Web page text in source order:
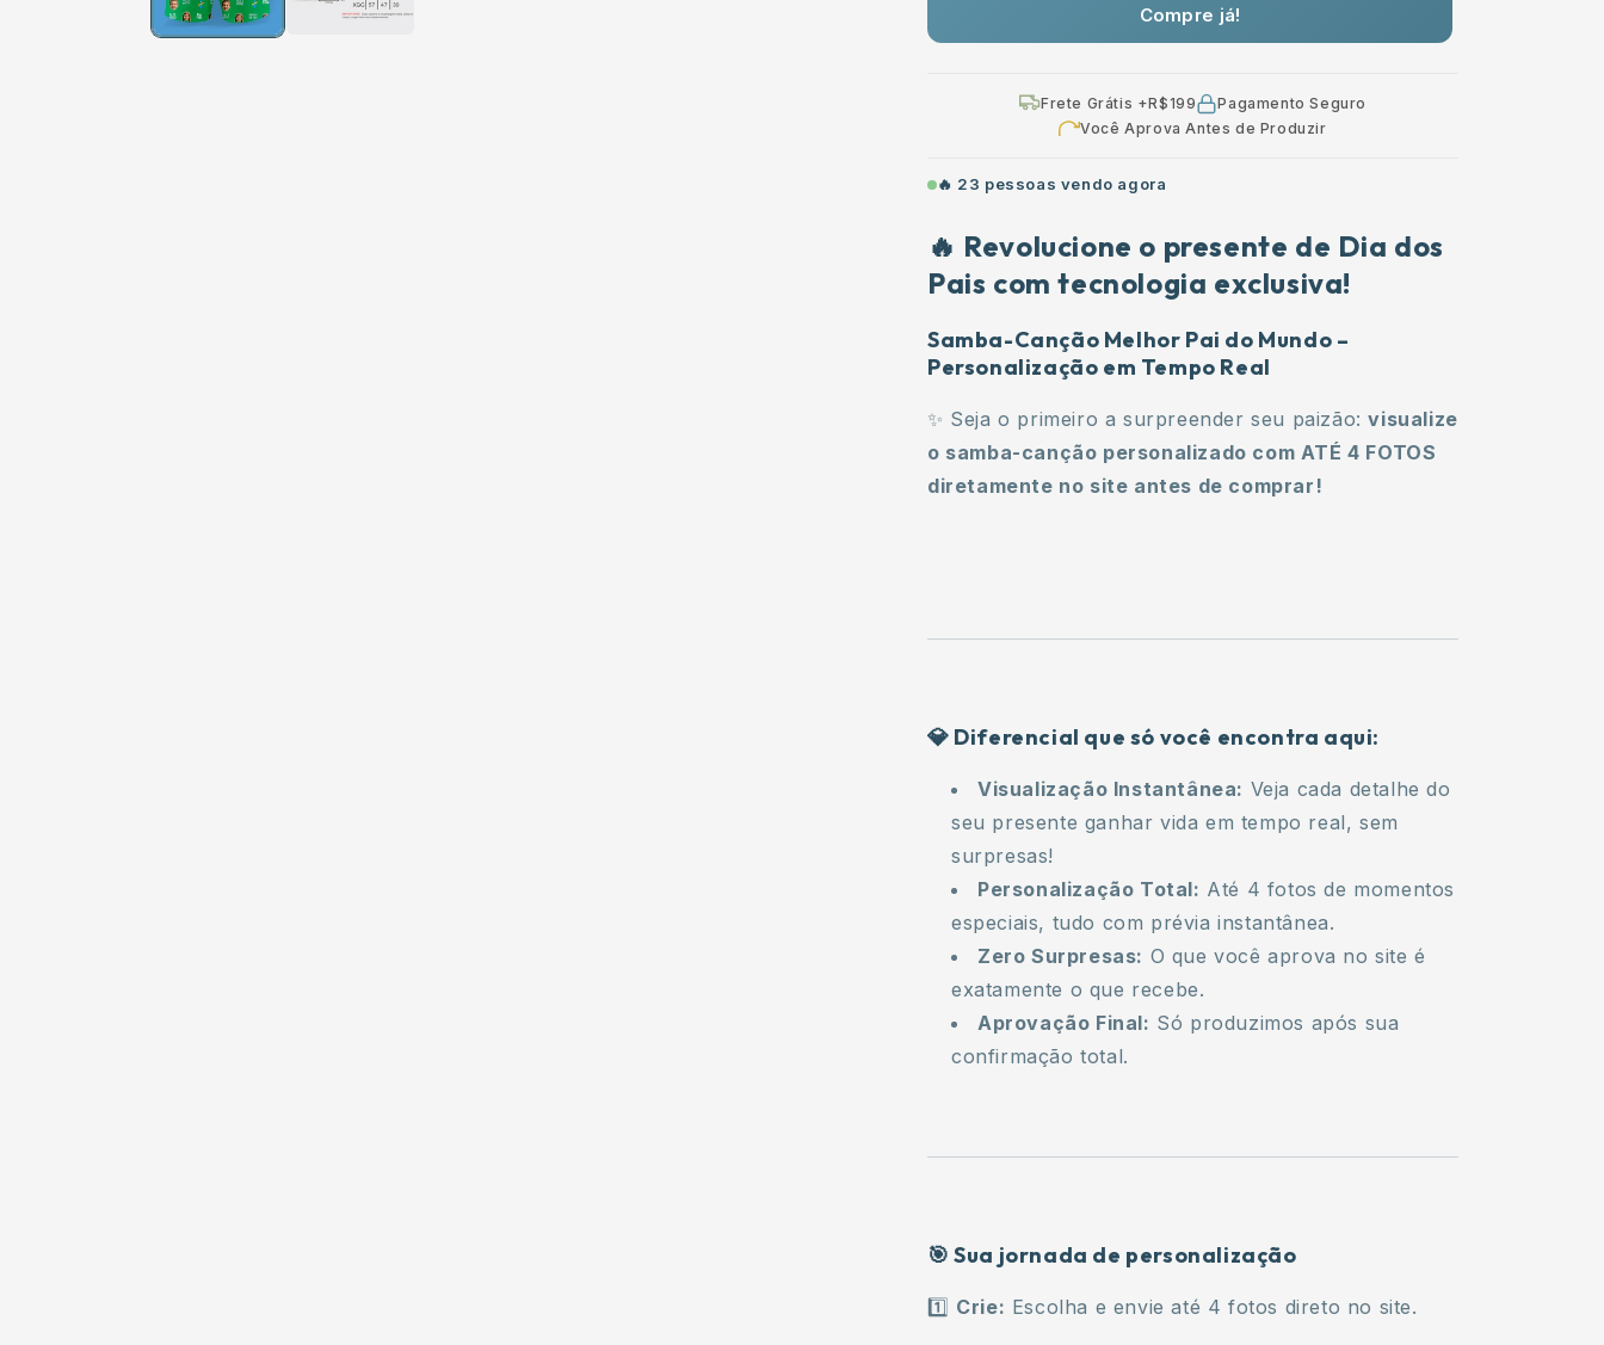
com
com
Compre já!
Frete Grátis +R$199
Pagamento Seguro
Você Aprova Antes de Produzir
🔥 22 pessoas vendo agora
🔥 Revolucione o presente de Dia dos
Pais com tecnologia exclusiva!
Samba-Canção Melhor Pai do Mundo –
Personalização em Tempo Real
✨ Seja o primeiro a surpreender seu paizão:visualize
o samba-canção personalizado com ATÉ 4 FOTOS
diretamente no site antes de comprar!
💎 Diferencial que só você encontra aqui:
Visualização Instantânea: Veja cada detalhe do
seu presente ganhar vida em tempo real, sem
surpresas!
Personalização Total: Até 4 fotos de momentos
especiais, tudo com prévia instantânea.
Zero Surpresas: O que você aprova no site é
exatamente o que recebe.
Aprovação Final: Só produzimos após sua
confirmação total.
🎯 Sua jornada de personalização
1️⃣ Crie: Escolha e envie até 4 fotos direto no site.